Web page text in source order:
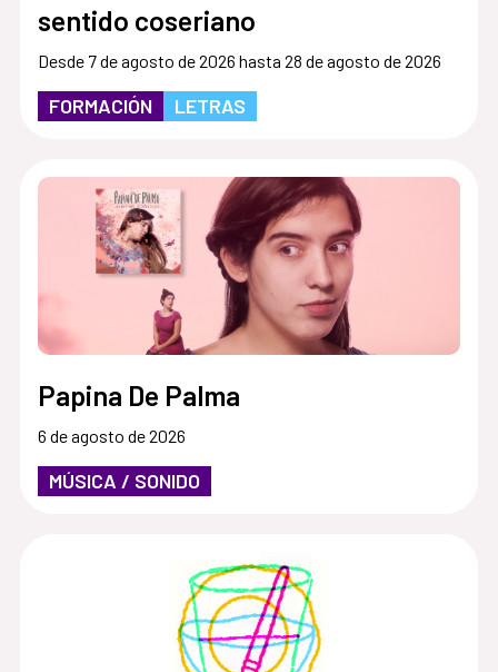
sentido coseriano
Desde 7 de agosto de 2026 hasta 28 de agosto de 2026
FORMACIÓN LETRAS
Papina De Palma
6 de agosto de 2026
MÚSICA / SONIDO